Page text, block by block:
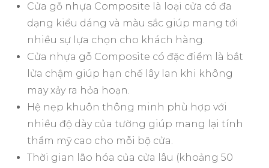
Cửa gỗ nhựa Composite là loại cửa có đa
dạng kiểu dáng và màu sắc giúp mang tới
nhiều sự lựa chọn cho khách hàng.
Cửa nhựa gỗ Composite có đặc điểm là bắt
lửa chậm giúp hạn chế lây lan khi không
may xảy ra hỏa hoạn.
Hệ nẹp khuôn thông minh phù hợp với
nhiều độ dày của tường giúp mang lại tính
thẩm mỹ cao cho mỗi bộ cửa.
Thời gian lão hóa của cửa lâu (khoảng 50